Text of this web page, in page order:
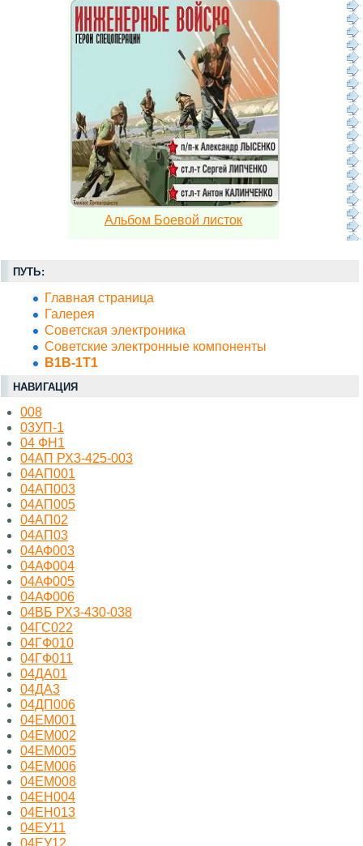
Альбом Боевой листок
ПУТЬ:
Главная страница
Галерея
Советская электроника
Советские электронные компоненты
В1В-1Т1
НАВИГАЦИЯ
008
03УП-1
04 ФН1
04АП РХ3-425-003
04АП001
04АП003
04АП005
04АП02
04АП03
04АФ003
04АФ004
04АФ005
04АФ006
04ВБ РХ3-430-038
04ГС022
04ГФ010
04ГФ011
04ДА01
04ДА3
04ДП006
04ЕМ001
04ЕМ002
04ЕМ005
04ЕМ006
04ЕМ008
04ЕН004
04ЕН013
04ЕУ11
04ЕУ12